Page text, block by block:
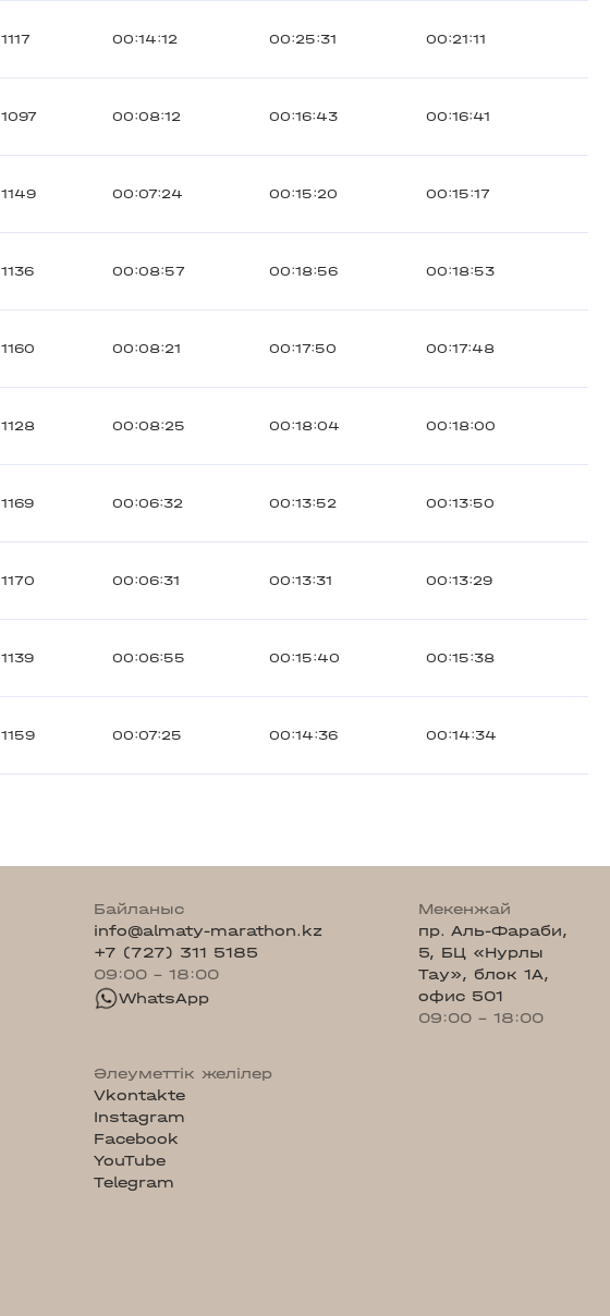
1117 00:14:12 00:25:31 00:21:11
1097 00:08:12 00:16:43 00:16:41
1149 00:07:24 00:15:20 00:15:17
1136 00:08:57 00:18:56 00:18:53
1160 00:08:21 00:17:50 00:17:48
1128 00:08:25 00:18:04 00:18:00
1169 00:06:32 00:13:52 00:13:50
1170 00:06:31 00:13:31 00:13:29
1139 00:06:55 00:15:40 00:15:38
1159 00:07:25 00:14:36 00:14:34
Байланыс
info@almaty-marathon.kz
+7 (727) 311 5185
09:00 - 18:00
WhatsApp
Мекенжай
пр. Аль-Фараби,
5, БЦ «Нурлы
Тау», блок 1А,
офис 501
09:00 - 18:00
Әлеуметтік желілер
Vkontakte
Instagram
Facebook
YouTube
Telegram